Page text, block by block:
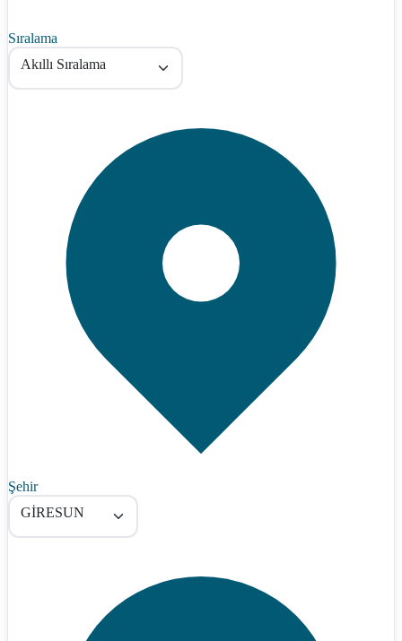
Sıralama
Akıllı Sıralama
Şehir
GİRESUN